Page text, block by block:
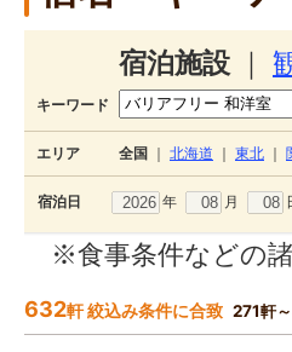
宿泊施設
キーワード
エリア 全国 北海道 東北
宿泊日 年 月
※食事条件などの
632軒 絞込み条件に合致 271軒